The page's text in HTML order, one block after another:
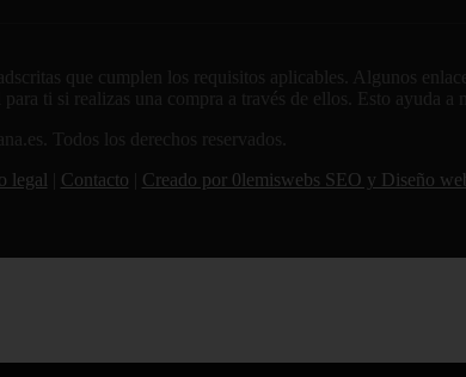
que cumplen los requisitos aplicables. Algunos
ti si realizas una compra a través de ellos. Esto ayuda a
Todos los derechos reservados.
legal Contacto Creado por 0lemiswebs SEO y Diseño